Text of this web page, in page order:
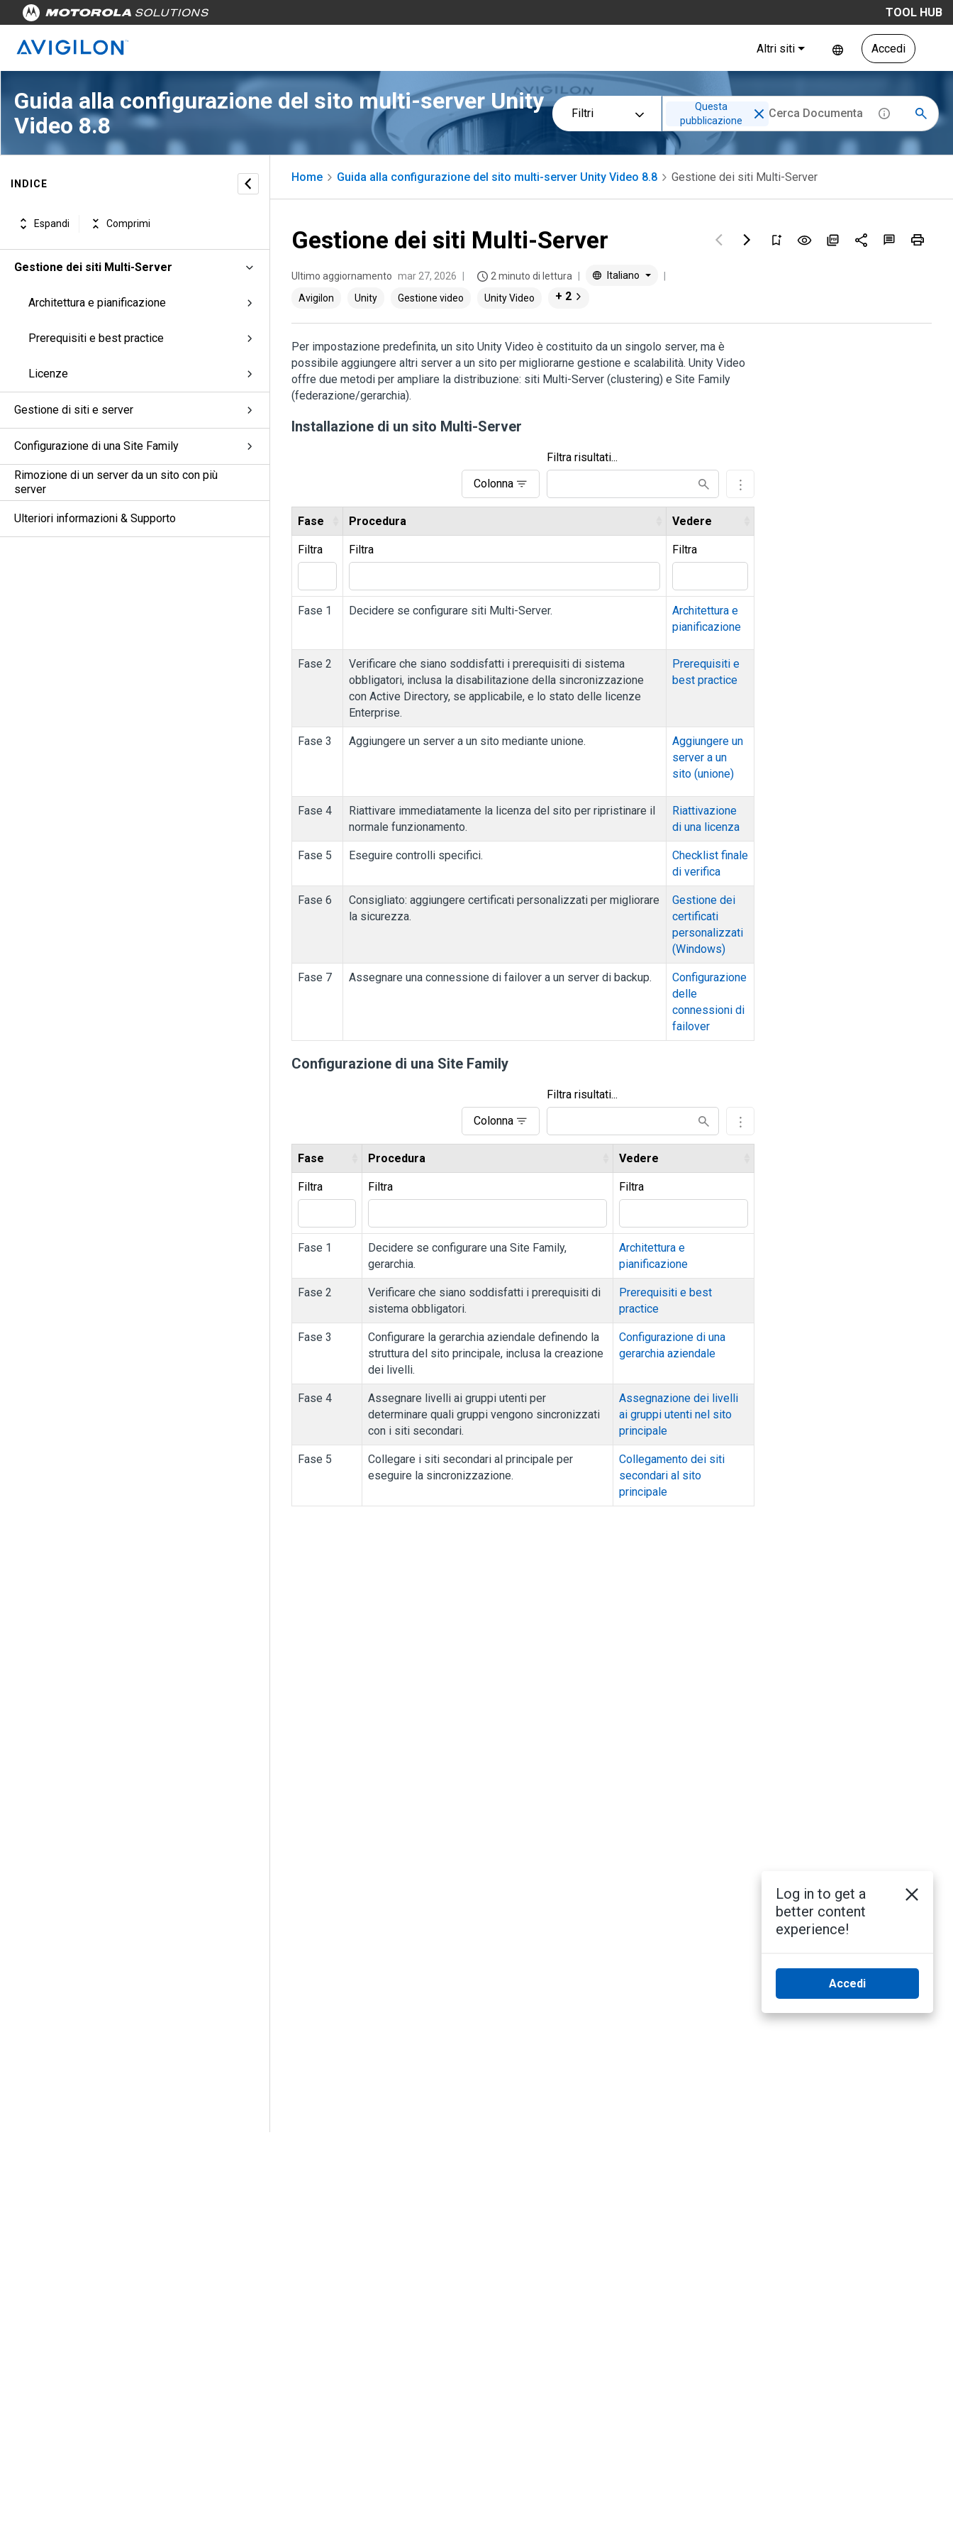
TOOL HUB
Altri siti Accedi
Guida alla configurazione del sito multi-server Unity
Video 8.8
Filtri
Questa
pubblicazione
INDICE
Espandi Comprimi
Gestione dei siti Multi-Server
Architettura e pianificazione
Prerequisiti e best practice
Licenze
Gestione di siti e server
Configurazione di una Site Family
Rimozione di un server da un sito con più
server
Ulteriori informazioni & Supporto
Home Guida alla configurazione del sito multi-server Unity Video 8.8 Gestione dei siti Multi-Server
Gestione dei siti Multi-Server
Ultimo aggiornamento mar 27, 2026 2 minuto di lettura
Italiano
Avigilon
Unity Gestione video Unity Video + 2
Per impostazione predefinita, un sito Unity Video è costituito da un singolo server, ma è
possibile aggiungere altri server a un sito per migliorarne gestione e scalabilità. Unity Video
offre due metodi per ampliare la distribuzione: siti Multi-Server (clustering) e Site Family
(federazione/gerarchia).
Installazione di un sito Multi-Server
Colonna
Filtra risultati...
Fase Procedura Vedere
Filtra Filtra Filtra
Fase 1 Decidere se configurare siti Multi-Server.
Architettura e
pianificazione
Fase 2
Verificare che siano soddisfatti i prerequisiti di sistema
obbligatori, inclusa la disabilitazione della sincronizzazione
con Active Directory, se applicabile, e lo stato delle licenze
Enterprise.
Prerequisiti e
best practice
Fase 3 Aggiungere un server a un sito mediante unione.
Aggiungere un
server a un
sito (unione)
Fase 4
Riattivare immediatamente la licenza del sito per ripristinare il
normale funzionamento.
Riattivazione
di una licenza
Fase 5 Eseguire controlli specifici.
Checklist finale
di verifica
Fase 6
Consigliato: aggiungere certificati personalizzati per migliorare
la sicurezza.
Gestione dei
certificati
personalizzati
(Windows)
Fase 7 Assegnare una connessione di failover a un server di backup.
Configurazione
delle
connessioni di
failover
Configurazione di una Site Family
Colonna
Filtra risultati...
Fase Procedura Vedere
Filtra Filtra Filtra
Fase 1
Decidere se configurare una Site Family,
gerarchia.
Architettura e
pianificazione
Fase 2
Verificare che siano soddisfatti i prerequisiti di
sistema obbligatori.
Prerequisiti e best
practice
Fase 3
Configurare la gerarchia aziendale definendo la
struttura del sito principale, inclusa la creazione
dei livelli.
Configurazione di una
gerarchia aziendale
Fase 4
Assegnare livelli ai gruppi utenti per
determinare quali gruppi vengono sincronizzati
con i siti secondari.
Assegnazione dei livelli
ai gruppi utenti nel sito
principale
Fase 5
Collegare i siti secondari al principale per
eseguire la sincronizzazione.
Collegamento dei siti
secondari al sito
principale
Log in to get a
better content
experience!
Accedi